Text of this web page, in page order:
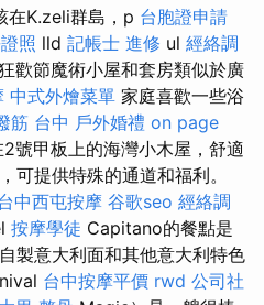
在K.zeli群島，p 台胞證申請
照 lld 記帳士 進修 ul 經絡調
歡節魔術小屋和套房類似於廣
中式外燴菜單 家庭喜歡一些浴
筋 台中 戶外婚禮 on page
號甲板上的海灣小木屋，舒適
可提供特殊的通道和福利。
中西屯按摩 谷歌seo 經絡調
按摩學徒 Capitano的餐點是
製意大利面和其他意大利特色
台中按摩平價 rwd 公司社